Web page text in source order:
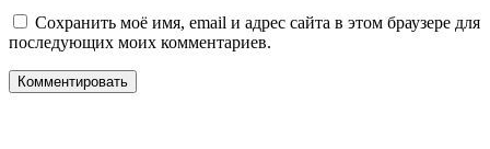
Сохранить моё имя, email и адрес сайта в этом браузере для
последующих моих комментариев.